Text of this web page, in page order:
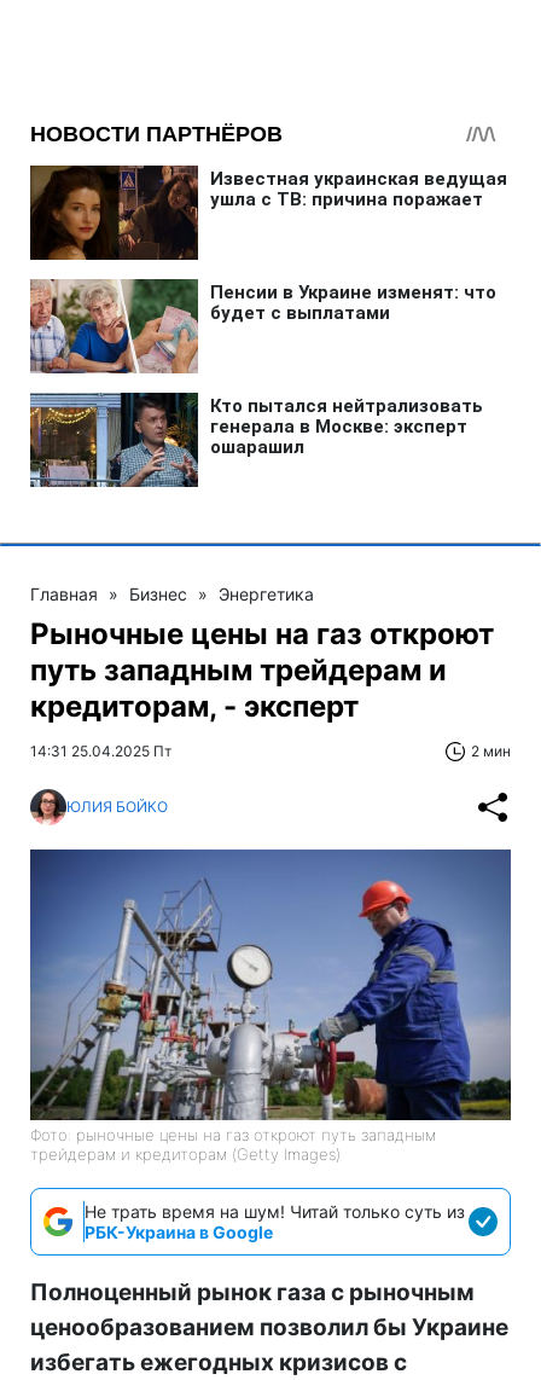
Главная » Бизнес » Энергетика
Рыночные цены на газ откроют
путь западным трейдерам и
кредиторам, - эксперт
14:31 25.04.2025 Пт 2 мин
ЮЛИЯ БОЙКО
Фото: рыночные цены на газ откроют путь западным
трейдерам и кредиторам (Getty Images)
Не трать время на шум! Читай только суть из
РБК-Украина в Google
Полноценный рынок газа с рыночным
ценообразованием позволил бы Украине
избегать ежегодных кризисов с